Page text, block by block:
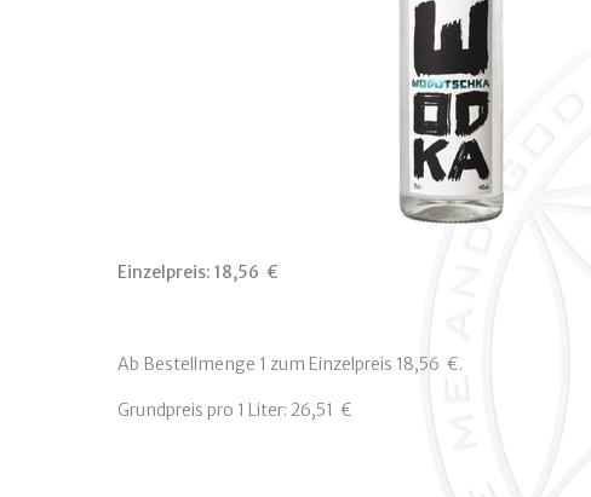
Einzelpreis: 18,56  €
Ab Bestellmenge 1 zum Einzelpreis 18,56  €.
Grundpreis pro 1 Liter: 26,51  €